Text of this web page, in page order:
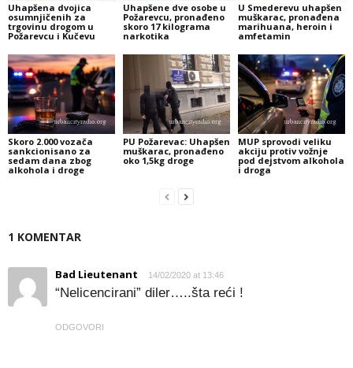
Uhapšena dvojica
osumnjičenih za
trgovinu drogom u
Požarevcu i Kučevu
Uhapšene dve osobe u
Požarevcu, pronađeno
skoro 17 kilograma
narkotika
U Smederevu uhapšen
muškarac, pronađena
marihuana, heroin i
amfetamin
Skoro 2.000 vozača
sankcionisano za
sedam dana zbog
alkohola i droge
PU Požarevac: Uhapšen
muškarac, pronađeno
oko 1,5kg droge
MUP sprovodi veliku
akciju protiv vožnje
pod dejstvom alkohola
i droga
1 KOMENTAR
Bad Lieutenant 14/02/2020 at 13:46
“Nelicencirani” diler…..šta reći !
ODGOVORI